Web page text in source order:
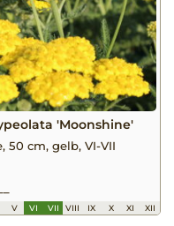
'Moonshine'
50 cm, gelb, VI-VII
V VI VII VIII IX X XI XII